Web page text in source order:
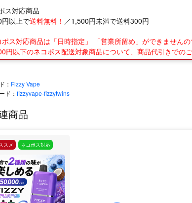
ス対応商品
円以上で送料無料！ ／1,500円未満で送料300円
ス対応商品は「日時指定」 「営業所留め」ができませんの
円以下のネコポス配送対象商品について、商品代引きでの
： Fizzy Vape
ド： fizzyvape-fizzytwins
商品
スメ ネコポス対応